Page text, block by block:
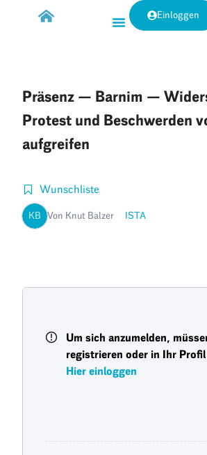
Einloggen
Präsenz — Barnim —
Protest und Beschwerden
aufgreifen
KB Von Knut Balzer ISTA
Wunschliste
Um sich anzumelden,
registrieren oder in Ihr
Hier einloggen